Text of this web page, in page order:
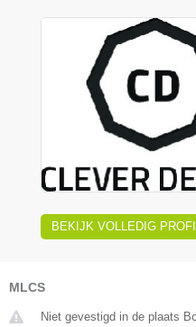
BEKIJK VOLLEDIG
MLCS
Niet gevestigd in de plaats